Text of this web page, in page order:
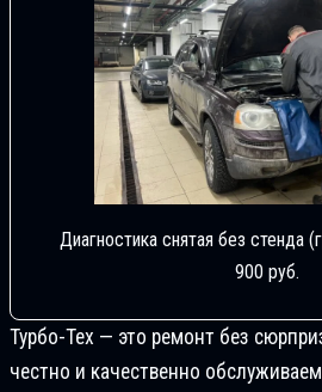
Диагностика снятая без стенда
900 руб.
Турбо-Тех — это ремонт без
честно и качественно